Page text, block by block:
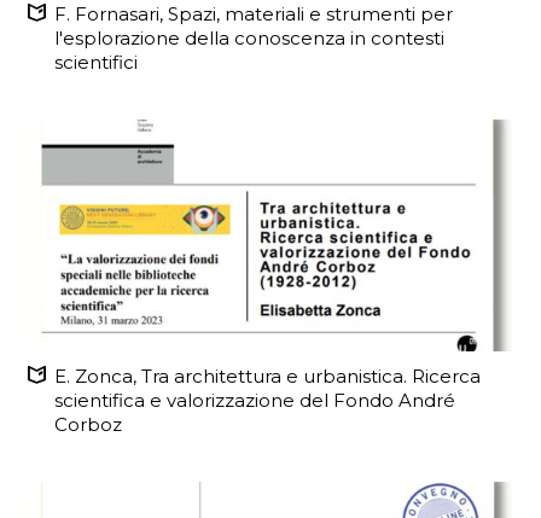
F. Fornasari, Spazi, materiali e strumenti per
l'esplorazione della conoscenza in contesti
scientifici
E. Zonca, Tra architettura e urbanistica. Ricerca
scientifica e valorizzazione del Fondo André
Corboz